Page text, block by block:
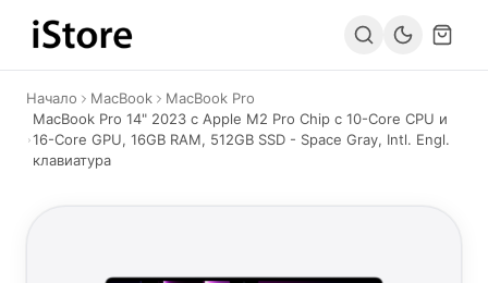
Към съдържанието
Начало MacBook
MacBook Pro
MacBook Pro 14" 2023 с Apple M2 Pro Chip c 10-Core CPU и
16-Core GPU, 16GB RAM, 512GB SSD - Space Gray, Intl. Engl.
клавиатура